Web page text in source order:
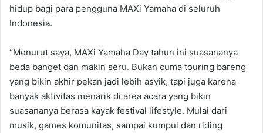
hidup bagi para pengguna MAXi Yamaha di seluruh
Indonesia.
“Menurut saya, MAXi Yamaha Day tahun ini suasananya
beda banget dan makin seru. Bukan cuma touring bareng
yang bikin akhir pekan jadi lebih asyik, tapi juga karena
banyak aktivitas menarik di area acara yang bikin
suasananya berasa kayak festival lifestyle. Mulai dari
musik, games komunitas, sampai kumpul dan riding